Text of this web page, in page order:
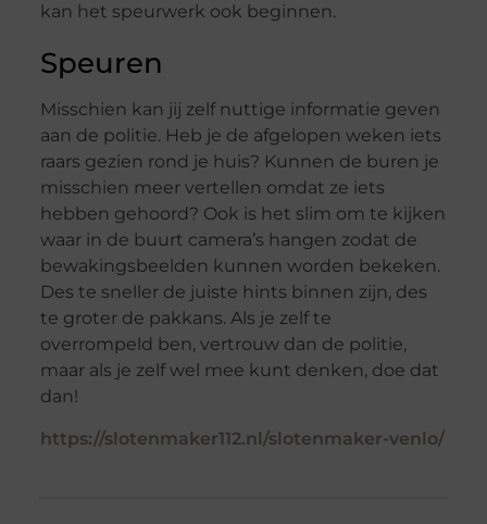
kan het speurwerk ook beginnen.
Speuren
Misschien kan jij zelf nuttige informatie geven
aan de politie. Heb je de afgelopen weken iets
raars gezien rond je huis? Kunnen de buren je
misschien meer vertellen omdat ze iets
hebben gehoord? Ook is het slim om te kijken
waar in de buurt camera’s hangen zodat de
bewakingsbeelden kunnen worden bekeken.
Des te sneller de juiste hints binnen zijn, des
te groter de pakkans. Als je zelf te
overrompeld ben, vertrouw dan de politie,
maar als je zelf wel mee kunt denken, doe dat
dan!
https://slotenmaker112.nl/slotenmaker-venlo/